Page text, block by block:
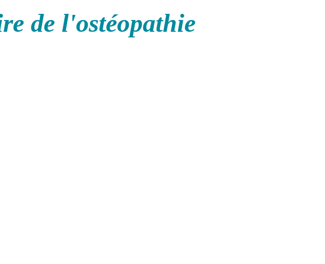
de l'ostéopathie